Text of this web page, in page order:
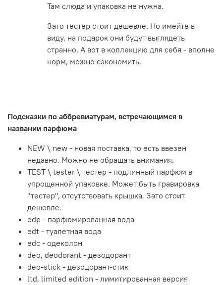
Там слюда и упаковка не нужна.
Зато тестер стоит дешевле. Но имейте в
виду, на подарок они будут выглядеть
странно. А вот в коллекцию для себя - вполне
норм, можно сэкономить.
Подсказки по аббревиатурам, встречающимся в
названии парфюма
NEW \ new - новая поставка, то есть ввезен
недавно. Можно не обращать внимания.
TEST \ tester \ тестер - подлинный парфюм в
упрощенной упаковке. Может быть гравировка
"тестер", отсутствовать крышка. Зато стоит
дешевле.
edp - парфюмированная вода
edt - туалетная вода
edc - одеколон
deo, deodorant - дезодорант
deo-stick - дезодорант-стик
ltd, limited edition - лимитированная версия